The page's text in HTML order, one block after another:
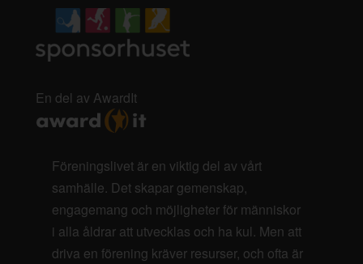
En del av AwardIt
Föreningslivet är en viktig del av vårt
samhälle. Det skapar gemenskap,
engagemang och möjligheter för människor
i alla åldrar att utvecklas och ha kul. Men att
driva en förening kräver resurser, och ofta är